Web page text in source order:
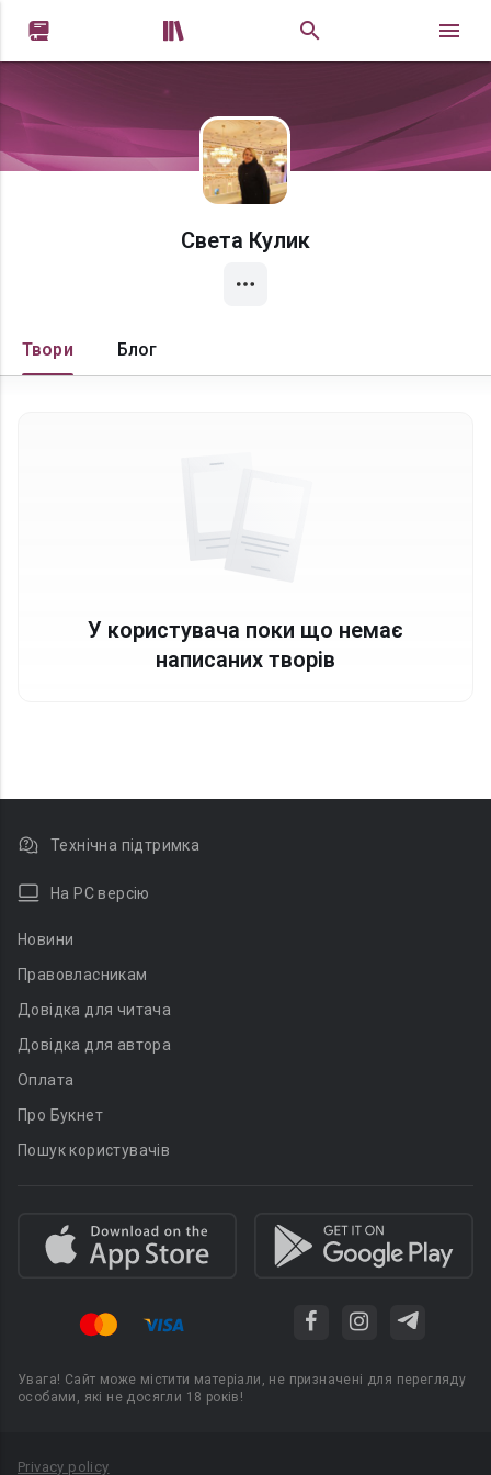
 
Света Кулик
Твори Блог
У користувача поки що немає
написаних творів
Технічна підтримка
На PC версію
Новини
Правовласникам
Довідка для читача
Довідка для автора
Оплата
Про Букнет
Пошук користувачів
Увага! Сайт може містити матеріали, не призначені для перегляду
особами, які не досягли 18 років!
Privacy policy